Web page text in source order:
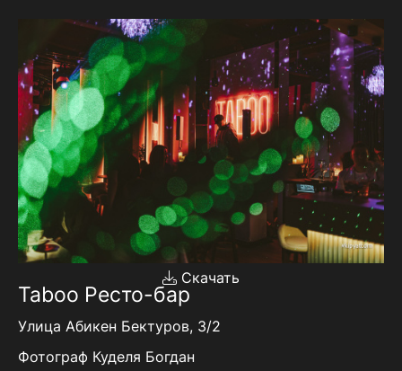
Скачать
Taboo​ Ресто-бар
Улица Абикен Бектуров, 3/2
Фотограф Куделя Богдан